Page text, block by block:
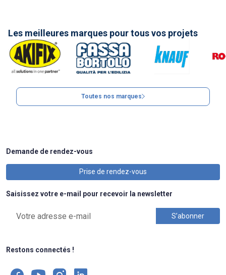
Les meilleures marques pour tous vos projets
Toutes nos marques
Demande de rendez-vous
Prise de rendez-vous
Saisissez votre e-mail pour recevoir la newsletter
Restons connectés !